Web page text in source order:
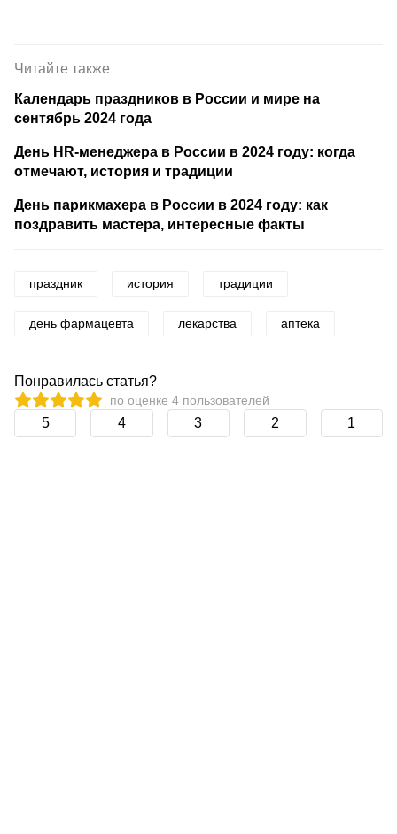
Читайте также
Календарь праздников в России и мире на
сентябрь 2024 года
День HR-менеджера в России в 2024 году: когда
отмечают, история и традиции
День парикмахера в России в 2024 году: как
поздравить мастера, интересные факты
праздник история традиции
день фармацевта лекарства аптека
Понравилась статья?
по оценке 4 пользователей
5 4 3 2 1